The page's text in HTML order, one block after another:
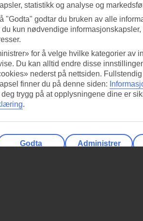
statistikk og analyse og
"Godta" godtar du bruken av alle
kun nødvendige
for å velge hvilke kategorier av
Du kan alltid endre disse
nederst på nettsiden.
finner du på denne siden:
trygg på at opplysningene dine er
.
Godta Administrer